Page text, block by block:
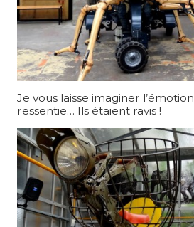
Je vous laisse imaginer
ressentie… Ils étaient ravis !